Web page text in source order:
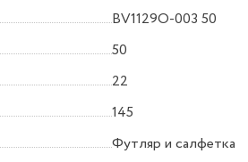
BV1129O-003 50
50
22
145
Футляр и салфетка